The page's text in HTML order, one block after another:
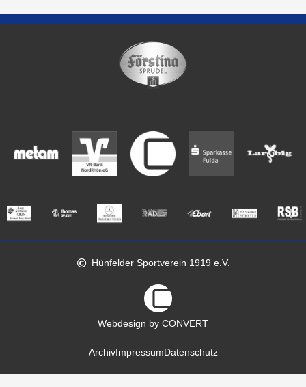
Hünfelder Sportverein 1919 e.V.
Webdesign by CONVERT
ArchivImpressum Datenschutz